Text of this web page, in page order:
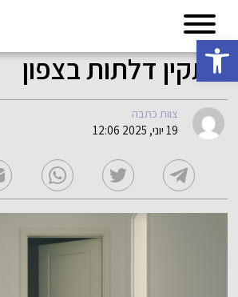
פתח סרגל נגישות
מתקין דלתות בצפון
צוות כתבה
19 יוני, 2025 12:06